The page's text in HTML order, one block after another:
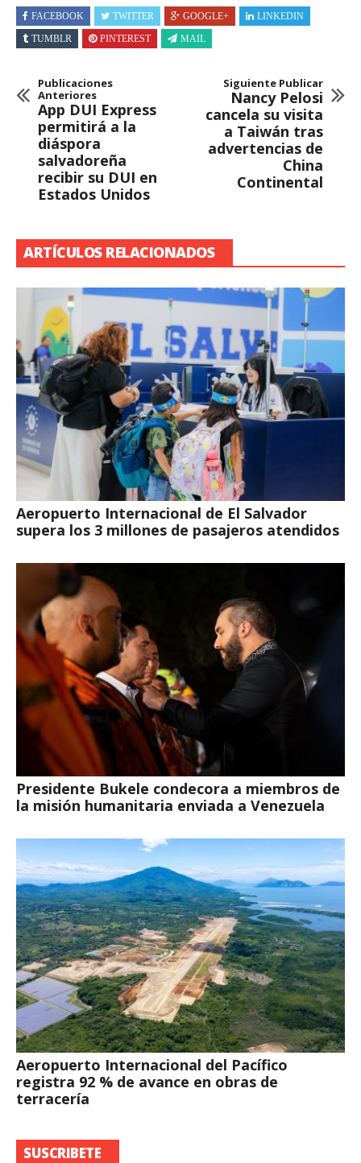
FACEBOOK TWITTER GOOGLE+
LINKEDIN
TUMBLR
PINTEREST MAIL
Publicaciones
Anteriores
App DUI Express
permitirá a la
diáspora
salvadoreña
recibir su DUI en
Estados Unidos
Siguiente Publicar
Nancy Pelosi
cancela su visita
a Taiwán tras
advertencias de
China
Continental
ARTÍCULOS RELACIONADOS
Aeropuerto Internacional de El Salvador
supera los 3 millones de pasajeros atendidos
Presidente Bukele condecora a miembros de
la misión humanitaria enviada a Venezuela
Aeropuerto Internacional del Pacífico
registra 92 % de avance en obras de
terracería
SUSCRIBETE